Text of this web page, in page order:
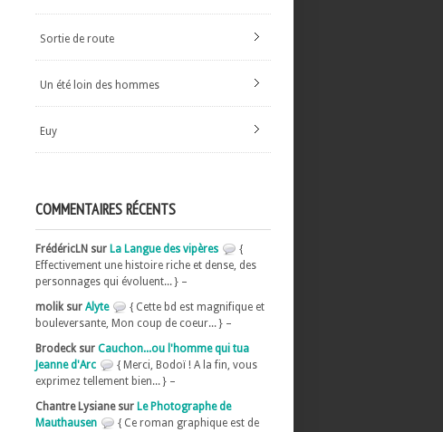
Sortie de route
Un été loin des hommes
Euy
COMMENTAIRES RÉCENTS
FrédéricLN sur La Langue des vipères
{
Effectivement une histoire riche et dense, des
personnages qui évoluent... } –
molik sur Alyte
{ Cette bd est magnifique et
bouleversante, Mon coup de coeur... } –
Brodeck sur Cauchon...ou l'homme qui tua
Jeanne d'Arc
{ Merci, Bodoï ! A la fin, vous
exprimez tellement bien... } –
Chantre Lysiane sur Le Photographe de
Mauthausen
{ Ce roman graphique est de